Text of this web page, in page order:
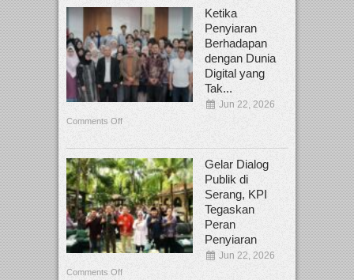
Ketika
Penyiaran
Berhadapan
dengan Dunia
Digital yang
Tak...
Jun 22, 2026
Comments Off
Gelar Dialog
Publik di
Serang, KPI
Tegaskan
Peran
Penyiaran
Jun 22, 2026
Comments Off